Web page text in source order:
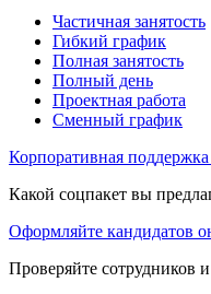
Частичная занятость
Гибкий график
Полная занятость
Полный день
Проектная работа
Сменный график
Корпоративная поддержка
Какой соцпакет вы
Оформляйте кандидатов
Проверяйте сотрудников